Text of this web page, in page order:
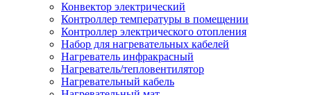
Конвектор электрический
Контроллер температуры в помещении
Контроллер электрического отопления
Набор для нагревательных кабелей
Нагреватель инфракрасный
Нагреватель/тепловентилятор
Нагревательный кабель